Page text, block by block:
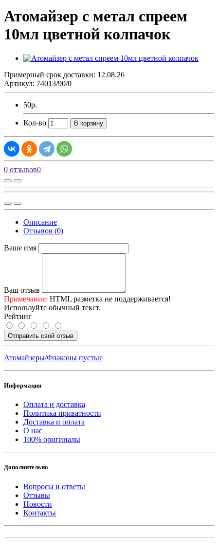
Атомайзер с метал спреем
10мл цветной колпачок
Примерный срок доставки: 12.08.26
Артикул: 74013/90/0
50р.
Кол-во В корзину
0 отзывов0
Описание
Отзывов (0)
Ваше имя
Ваш отзыв
Примечание: HTML разметка не поддерживается!
Используйте обычный текст.
Рейтинг
Отправить свой отзыв
Атомайзеры/Флаконы пустые
Информация
Оплата и доставка
Политика приватности
Доставка и оплата
О нас
100% оригиналы
Дополнительно
Вопросы и ответы
Отзывы
Новости
Контакты